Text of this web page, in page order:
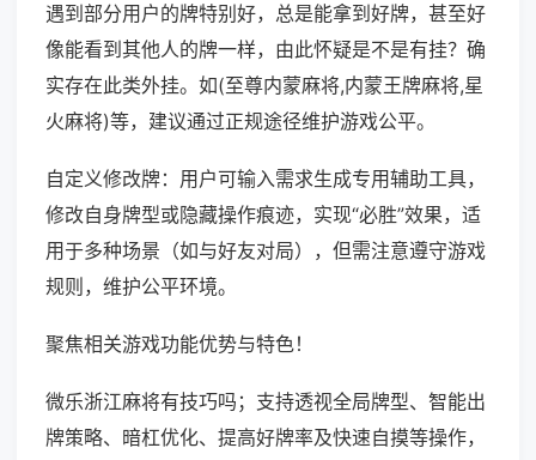
遇到部分用户的牌特别好，总是能拿到好牌，甚至好
像能看到其他人的牌一样，由此怀疑是不是有挂？确
实存在此类外挂。如(至尊内蒙麻将,内蒙王牌麻将,星
火麻将)等，建议通过正规途径维护游戏公平。
自定义修改牌：用户可输入需求生成专用辅助工具，
修改自身牌型或隐藏操作痕迹，实现“必胜”效果，适
用于多种场景（如与好友对局），但需注意遵守游戏
规则，维护公平环境。
聚焦相关游戏功能优势与特色！
微乐浙江麻将有技巧吗；支持透视全局牌型、智能出
牌策略、暗杠优化、提高好牌率及快速自摸等操作，